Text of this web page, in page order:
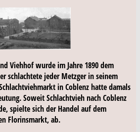
Viehhof wurde im Jahre 1890 dem
schlachtete jeder Metzger in seinem
in Coblenz hatte damals
Soweit Schlachtvieh nach Coblenz
spielte sich der Handel auf dem
Florinsmarkt, ab.